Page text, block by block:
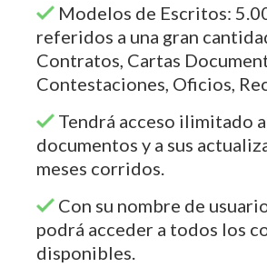
Modelos de Escritos:
referidos a una gran
Contratos, Cartas
Contestaciones, Oficios,
Tendrá acceso ilimitado
documentos y a sus
meses corridos.
Con su nombre de
podrá acceder a todos los
disponibles.